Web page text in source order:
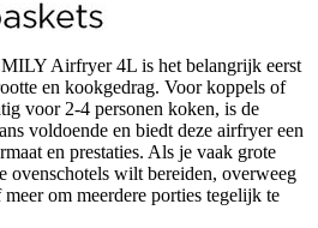
Airfryer 4L is het belangrijk eerst
en kookgedrag. Voor koppels of
voor 2-4 personen koken, is de
voldoende en biedt deze airfryer een
en prestaties. Als je vaak grote
ovenschotels wilt bereiden, overweeg
om meerdere porties tegelijk te